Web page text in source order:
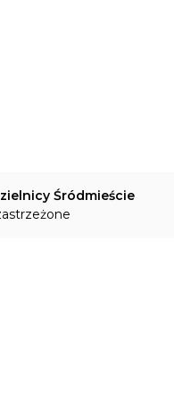
Śródmieście